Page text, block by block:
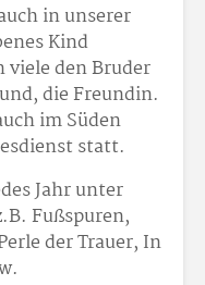
in unserer
Kind
viele den Bruder
die Freundin.
im Süden
statt.
Jahr unter
Fußspuren,
der Trauer, In